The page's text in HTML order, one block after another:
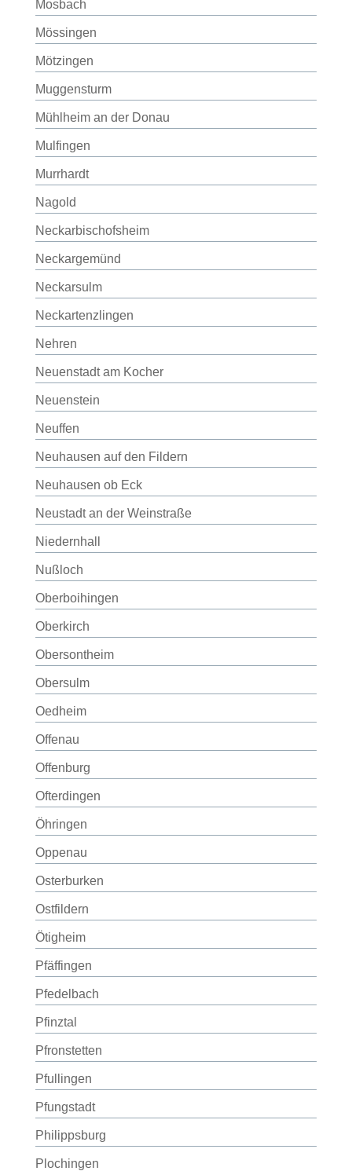
Mosbach
Mössingen
Mötzingen
Muggensturm
Mühlheim an der Donau
Mulfingen
Murrhardt
Nagold
Neckarbischofsheim
Neckargemünd
Neckarsulm
Neckartenzlingen
Nehren
Neuenstadt am Kocher
Neuenstein
Neuffen
Neuhausen auf den Fildern
Neuhausen ob Eck
Neustadt an der Weinstraße
Niedernhall
Nußloch
Oberboihingen
Oberkirch
Obersontheim
Obersulm
Oedheim
Offenau
Offenburg
Ofterdingen
Öhringen
Oppenau
Osterburken
Ostfildern
Ötigheim
Pfäffingen
Pfedelbach
Pfinztal
Pfronstetten
Pfullingen
Pfungstadt
Philippsburg
Plochingen